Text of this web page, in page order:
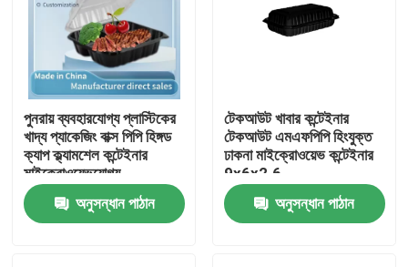
ভিআর শো
আমাদের সম্পর্কে
কারখানা ভ্রমণ
পুনরায় ব্যবহারযোগ্য প্লাস্টিকের
খাদ্য প্যাকেজিং বাক্স পিপি হিঙ্গড
ক্যাপ ক্ল্যামশেল কন্টেইনার
মাইক্রোওয়েভযোগ্য
10.2x10.2x3.2
অনুসন্ধান পাঠান
টেকআউট খাবার কন্টেইনার
টেকআউট এমএফপিপি হিংযুক্ত
ঢাকনা মাইক্রোওয়েভ কন্টেইনার
9x6x2.6
অনুসন্ধান পাঠান